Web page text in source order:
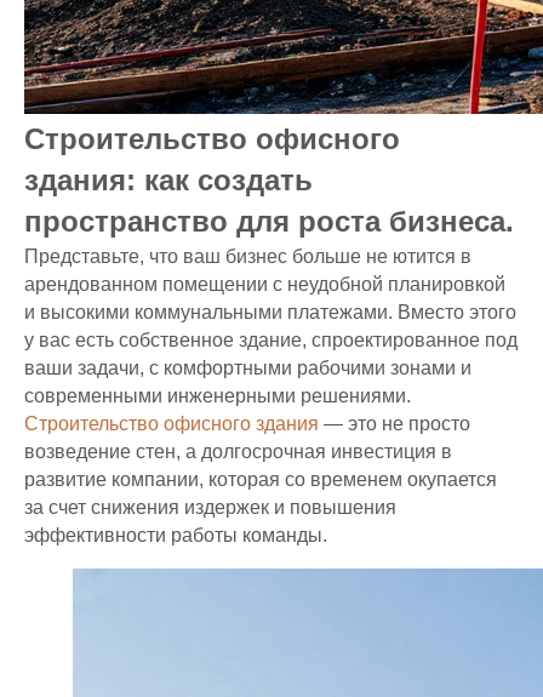
Строительство офисного
здания: как создать
пространство для роста бизнеса.
Представьте, что ваш бизнес больше не ютится в
арендованном помещении с неудобной планировкой
и высокими коммунальными платежами. Вместо этого
у вас есть собственное здание, спроектированное под
ваши задачи, с комфортными рабочими зонами и
современными инженерными решениями.
Строительство офисного здания — это не просто
возведение стен, а долгосрочная инвестиция в
развитие компании, которая со временем окупается
за счет снижения издержек и повышения
эффективности работы команды.